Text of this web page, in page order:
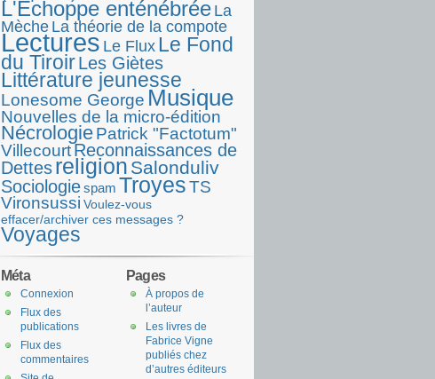
L'Echoppe enténébrée La
Mèche La théorie de la compote
LecturesLe FluxLe Fond
du TiroirLes Giètes
Littérature jeunesse
Lonesome George Musique
Nouvelles de la micro-édition
NécrologiePatrick "Factotum"
VillecourtReconnaissances de
Dettesreligion Salonduliv
Sociologiespam TroyesTS
Vironsussi Voulez-vous
effacer/archiver ces messages ?
Voyages
Pages
À propos de
l’auteur
Les livres de
Fabrice Vigne
publiés chez
d’autres éditeurs
Méta
Connexion
Flux des
publications
Flux des
commentaires